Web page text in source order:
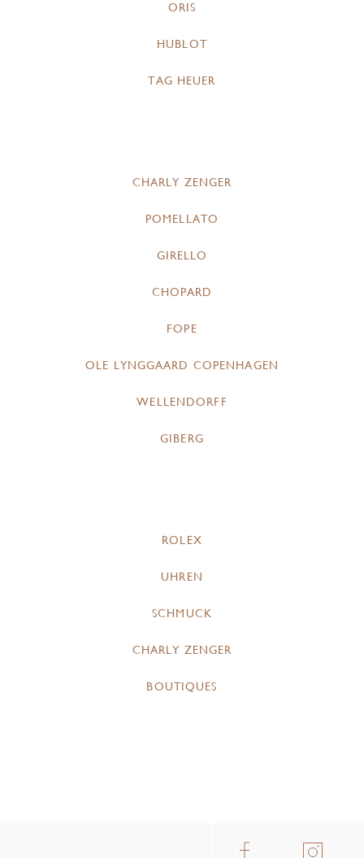
ORIS
HUBLOT
TAG HEUER
CHARLY ZENGER
POMELLATO
GIRELLO
CHOPARD
FOPE
OLE LYNGGAARD COPENHAGEN
WELLENDORFF
GIBERG
ROLEX
UHREN
SCHMUCK
CHARLY ZENGER
BOUTIQUES